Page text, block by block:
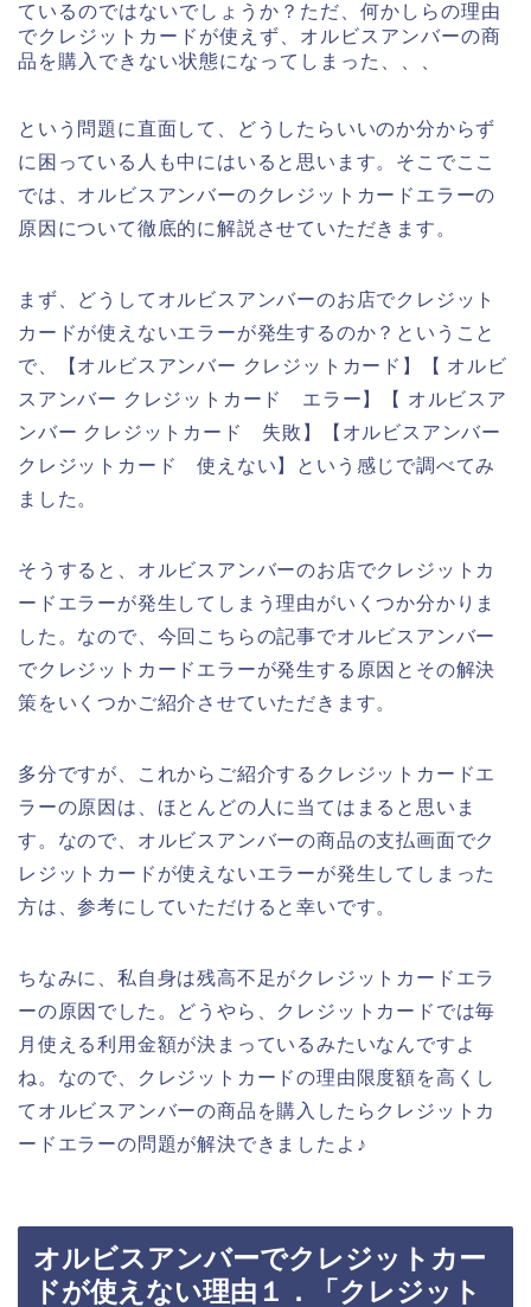
ているのではないでしょうか？ただ、何かしらの理由
でクレジットカードが使えず、オルビスアンバーの商
品を購入できない状態になってしまった、、、
という問題に直面して、どうしたらいいのか分からず
に困っている人も中にはいると思います。そこでここ
では、オルビスアンバーのクレジットカードエラーの
原因について徹底的に解説させていただきます。
まず、どうしてオルビスアンバーのお店でクレジット
カードが使えないエラーが発生するのか？ということ
で、【オルビスアンバー クレジットカード】【 オルビ
スアンバー クレジットカード エラー】【 オルビスア
ンバー クレジットカード 失敗】【オルビスアンバー
クレジットカード 使えない】という感じで調べてみ
ました。
そうすると、オルビスアンバーのお店でクレジットカ
ードエラーが発生してしまう理由がいくつか分かりま
した。なので、今回こちらの記事でオルビスアンバー
でクレジットカードエラーが発生する原因とその解決
策をいくつかご紹介させていただきます。
多分ですが、これからご紹介するクレジットカードエ
ラーの原因は、ほとんどの人に当てはまると思いま
す。なので、オルビスアンバーの商品の支払画面でク
レジットカードが使えないエラーが発生してしまった
方は、参考にしていただけると幸いです。
ちなみに、私自身は残高不足がクレジットカードエラ
ーの原因でした。どうやら、クレジットカードでは毎
月使える利用金額が決まっているみたいなんですよ
ね。なので、クレジットカードの理由限度額を高くし
てオルビスアンバーの商品を購入したらクレジットカ
ードエラーの問題が解決できましたよ♪
オルビスアンバーでクレジットカー
ドが使えない理由１．「クレジット